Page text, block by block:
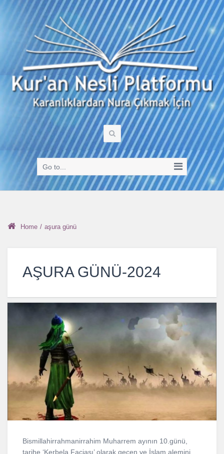
Go to...
Home / aşura günü
AŞURA GÜNÜ-2024
Bismillahirrahmanirrahim Muharrem ayının 10.günü,
tarihe ‘Kerbela Faciası’ olarak geçen ve İslam alemini